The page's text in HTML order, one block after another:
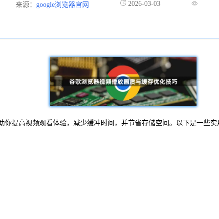
来源： google浏览器官网 2026-03-03
提高视频观看体验，减少缓冲时间，并节省存储空间。以下是一些实